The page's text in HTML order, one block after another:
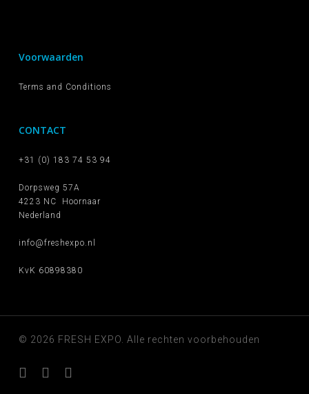
Voorwaarden
Terms and Conditions
CONTACT
+31 (0) 183 74 53 94
Dorpsweg 57A
4223 NC Hoornaar
Nederland
info@freshexpo.nl
KvK 60898380
© 2026 FRESH EXPO. Alle rechten voorbehouden
facebookpinterestlinkedin